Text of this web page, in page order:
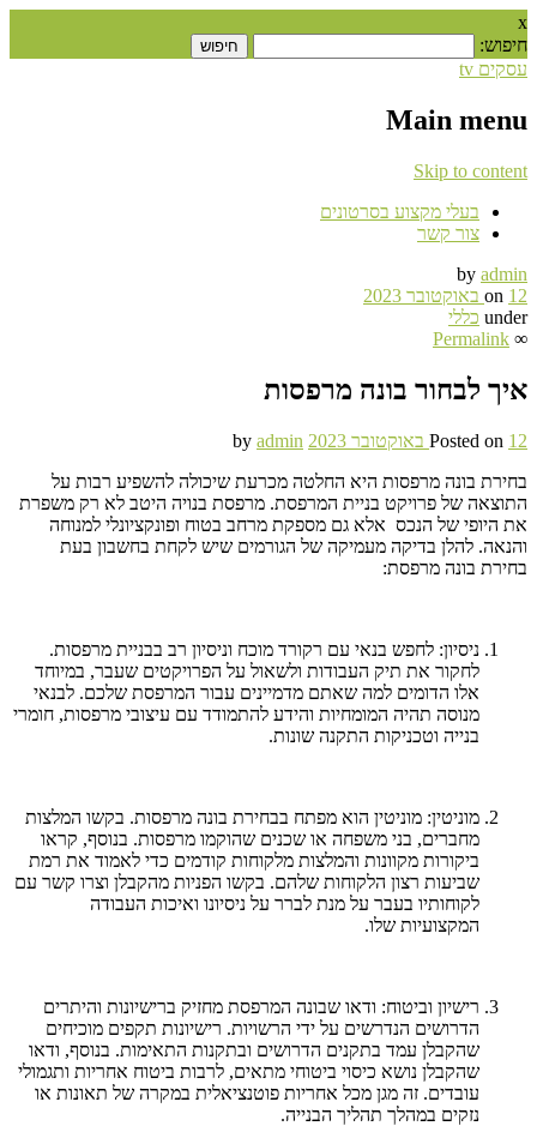
x
חיפוש:
עסקים tv
Main menu
Skip to content
בעלי מקצוע בסרטונים
צור קשר
by admin
on 12 באוקטובר 2023
under כללי
∞
Permalink
איך לבחור בונה מרפסות
Posted on 12 באוקטובר 2023 by admin
בחירת בונה מרפסות היא החלטה מכרעת שיכולה להשפיע רבות על
התוצאה של פרויקט בניית המרפסת. מרפסת בנויה היטב לא רק משפרת
את היופי של הנכס אלא גם מספקת מרחב בטוח ופונקציונלי למנוחה
והנאה. להלן בדיקה מעמיקה של הגורמים שיש לקחת בחשבון בעת ​​
בחירת בונה מרפסת:
ניסיון: לחפש בנאי עם רקורד מוכח וניסיון רב בבניית מרפסות.
לחקור את תיק העבודות ולשאול על הפרויקטים שעבר, במיוחד
אלו הדומים למה שאתם מדמיינים עבור המרפסת שלכם. לבנאי
מנוסה תהיה המומחיות והידע להתמודד עם עיצובי מרפסות, חומרי
בנייה וטכניקות התקנה שונות.
מוניטין: מוניטין הוא מפתח בבחירת בונה מרפסות. בקשו המלצות
מחברים, בני משפחה או שכנים שהוקמו מרפסות. בנוסף, קראו
ביקורות מקוונות והמלצות מלקוחות קודמים כדי לאמוד את רמת
שביעות רצון הלקוחות שלהם. בקשו הפניות מהקבלן וצרו קשר עם
לקוחותיו בעבר על מנת לברר על ניסיונו ואיכות העבודה
המקצועיות שלו.
רישיון וביטוח: ודאו שבונה המרפסת מחזיק ברישיונות והיתרים
הדרושים הנדרשים על ידי הרשויות. רישיונות תקפים מוכיחים
שהקבלן עמד בתקנים הדרושים ובתקנות התאימות. בנוסף, ודאו
שהקבלן נושא כיסוי ביטוחי מתאים, לרבות ביטוח אחריות ותגמולי
עובדים. זה מגן מכל אחריות פוטנציאלית במקרה של תאונות או
נזקים במהלך תהליך הבנייה.